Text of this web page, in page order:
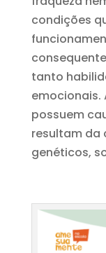
condições
tanto
emocionais.
possuem
resultam da
genéticos,